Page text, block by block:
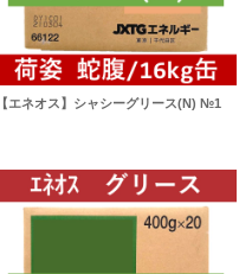
【エネオス】シャシーグリース(N) №1